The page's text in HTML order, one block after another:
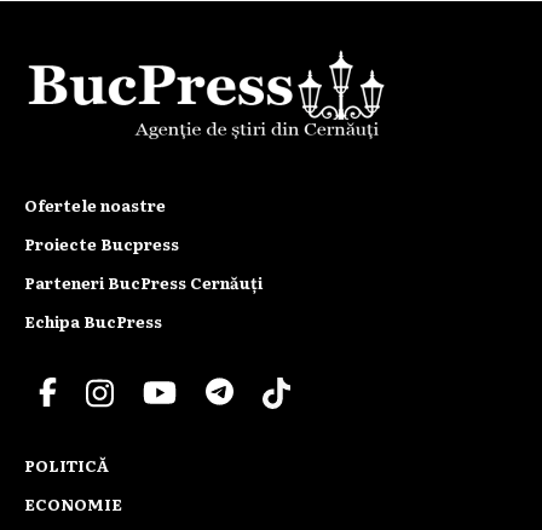
Ofertele noastre
Proiecte Bucpress
Parteneri BucPress Cernăuți
Echipa BucPress
POLITICĂ
ECONOMIE